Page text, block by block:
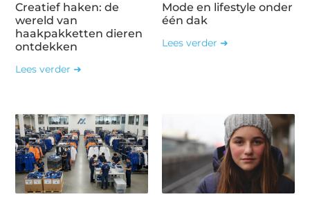
Creatief haken: de
wereld van
haakpakketten dieren
ontdekken
Lees verder ➜
Mode en lifestyle onder
één dak
Lees verder ➜